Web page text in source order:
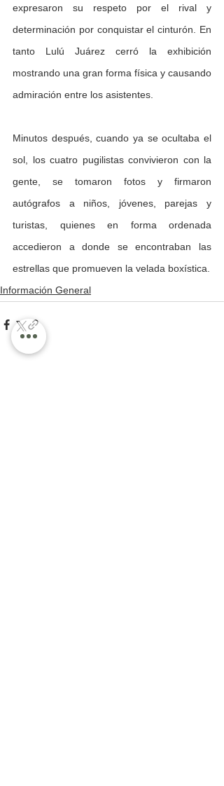
expresaron su respeto por el rival y
determinación por conquistar el cinturón. En
tanto Lulú Juárez cerró la exhibición
mostrando una gran forma física y causando
admiración entre los asistentes.
Minutos después, cuando ya se ocultaba el
sol, los cuatro pugilistas convivieron con la
gente, se tomaron fotos y firmaron
autógrafos a niños, jóvenes, parejas y
turistas, quienes en forma ordenada
accedieron a donde se encontraban las
estrellas que promueven la velada boxística.
Información General